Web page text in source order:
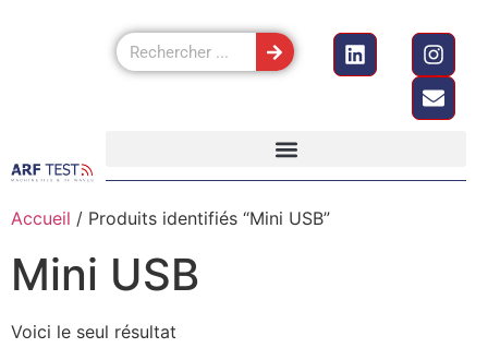
Accueil / Produits identifiés “Mini USB”
Mini USB
Voici le seul résultat